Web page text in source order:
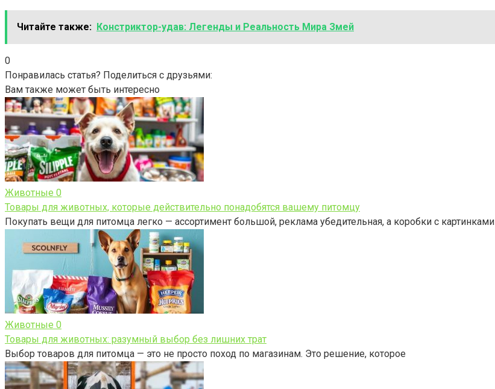
Читайте также: Констриктор-удав: Легенды и Реальность Мира Змей
0
Понравилась статья? Поделиться с друзьями:
Вам также может быть интересно
Животные 0
Товары для животных, которые действительно понадобятся вашему питомцу
Покупать вещи для питомца легко — ассортимент большой, реклама убедительная, а коробки с картинками
Животные 0
Товары для животных: разумный выбор без лишних трат
Выбор товаров для питомца — это не просто поход по магазинам. Это решение, которое